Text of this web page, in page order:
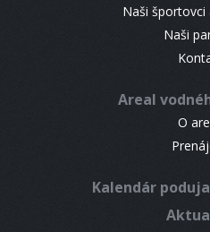
Naši
Naši
Areal
O
Kalendár